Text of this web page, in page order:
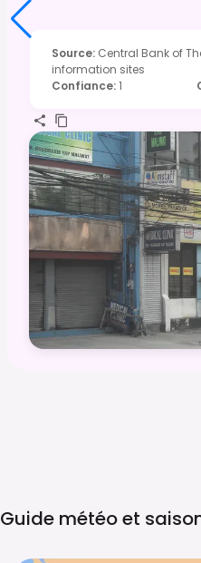
Source: Central Bank of
information sites
Confiance:1
Guide météo et